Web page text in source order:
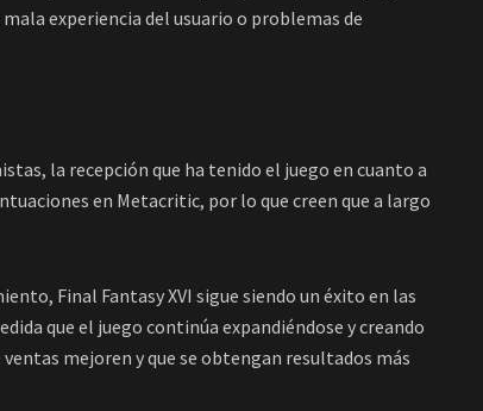
experiencia del usuario o problemas de
la recepción que ha tenido el juego en cuanto a
en Metacritic, por lo que creen que a largo
Final Fantasy XVI sigue siendo un éxito en las
que el juego continúa expandiéndose y creando
mejoren y que se obtengan resultados más